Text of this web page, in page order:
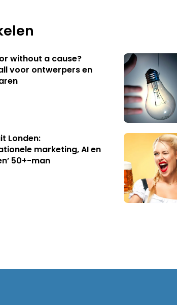
without a cause?
voor ontwerpers en
Londen:
marketing, AI en
50+-man